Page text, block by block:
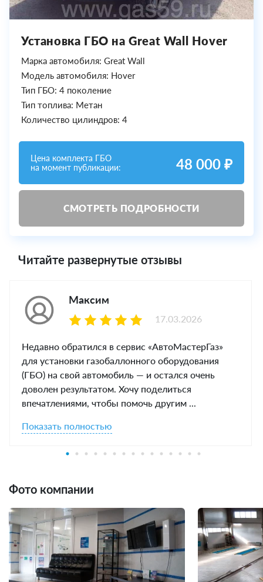
Установка ГБО на Great Wall Hover
Марка автомобиля: Great Wall
Модель автомобиля: Hover
Тип ГБО: 4 поколение
Тип топлива: Метан
Количество цилиндров: 4
Цена комплекта ГБО
на момент публикации:
48 000 ₽
СМОТРЕТЬ ПОДРОБНОСТИ
Читайте развернутые отзывы
Максим
Недавно обратился в сервис «АвтоМастерГаз»
для установки газобаллонного оборудования
(ГБО) на свой автомобиль — и остался очень
доволен результатом. Хочу поделиться
впечатлениями, чтобы помочь другим ...
Показать полностью
17.03.2026
Фото компании